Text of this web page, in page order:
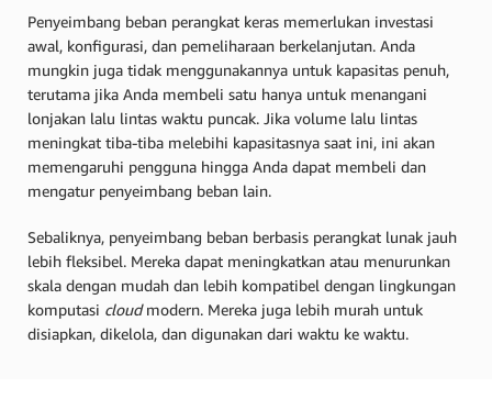
Penyeimbang beban perangkat keras memerlukan investasi
awal, konfigurasi, dan pemeliharaan berkelanjutan. Anda
mungkin juga tidak menggunakannya untuk kapasitas penuh,
terutama jika Anda membeli satu hanya untuk menangani
lonjakan lalu lintas waktu puncak. Jika volume lalu lintas
meningkat tiba-tiba melebihi kapasitasnya saat ini, ini akan
memengaruhi pengguna hingga Anda dapat membeli dan
mengatur penyeimbang beban lain.
Sebaliknya, penyeimbang beban berbasis perangkat lunak jauh
lebih fleksibel. Mereka dapat meningkatkan atau menurunkan
skala dengan mudah dan lebih kompatibel dengan lingkungan
komputasi cloudmodern. Mereka juga lebih murah untuk
disiapkan, dikelola, dan digunakan dari waktu ke waktu.